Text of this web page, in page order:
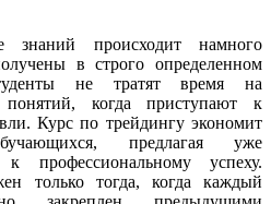
знаний происходит намного
в строго определенном
не тратят время на
понятий, когда приступают к
Курс по трейдингу экономит
предлагая уже
профессиональному успеху.
только тогда, когда каждый